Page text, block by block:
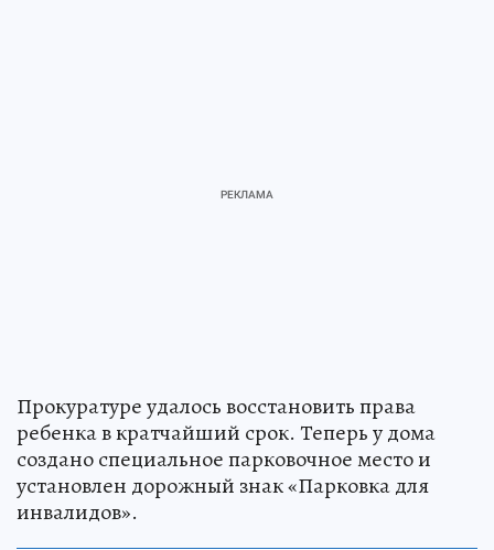
Прокуратуре удалось восстановить права
ребенка в кратчайший срок. Теперь у дома
создано специальное парковочное место и
установлен дорожный знак «Парковка для
инвалидов».